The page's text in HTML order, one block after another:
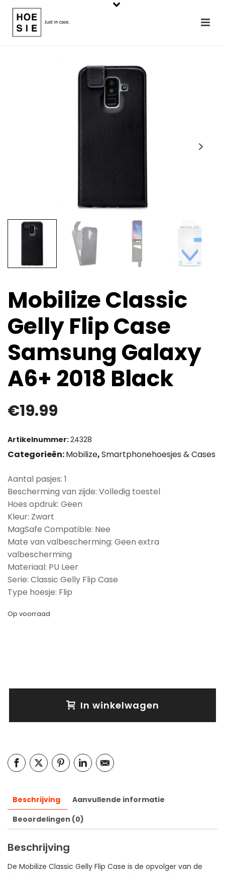
Mobilize Classic
Gelly Flip Case
Samsung Galaxy
A6+ 2018 Black
€19.99
Artikelnummer:24328
Categorieën:Mobilize,Smartphonehoesjes & Cases
Aantal pasjes: 1
Bescherming van zijde: Volledig toestel
Hoes opdruk: Geen
Kleur: Zwart
MagSafe Compatible: Nee
Mate van valbescherming: Geen extra
valbescherming
Materiaal: PU Leer
Serie: Classic Gelly Flip Case
Type hoesje: Flip
Op voorraad
In winkelwagen
Beschrijving
Aanvullende informatie
Beoordelingen (0)
Beschrijving
De Mobilize Classic Gelly Flip Case is de opvolger van de